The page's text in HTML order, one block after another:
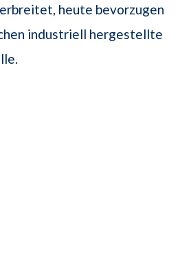
heute bevorzugen
industriell hergestellte